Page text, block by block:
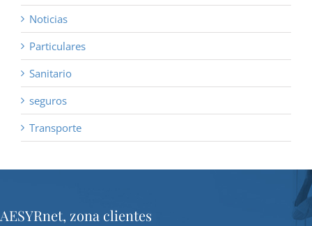
Noticias
Particulares
Sanitario
seguros
Transporte
AESYRnet, zona clientes